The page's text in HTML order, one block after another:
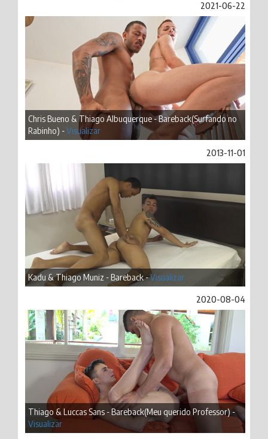
2021-06-22
Chris Bueno & Thiago Albuquerque - Bareback(Surfando no
Rabinho) -Visualizar
2013-11-01
Kadu & Thiago Muniz - Bareback -Visualizar
2020-08-04
Thiago & Luccas Sans - Bareback(Meu querido Professor) -
Visualizar